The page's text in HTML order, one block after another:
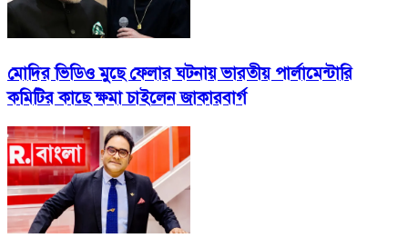
মোদির ভিডিও মুছে ফেলার ঘটনায় ভারতীয় পার্লামেন্টারি
কমিটির কাছে ক্ষমা চাইলেন জাকারবার্গ